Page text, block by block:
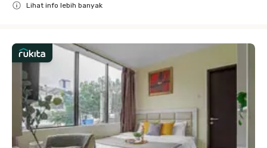
Lihat info lebih banyak